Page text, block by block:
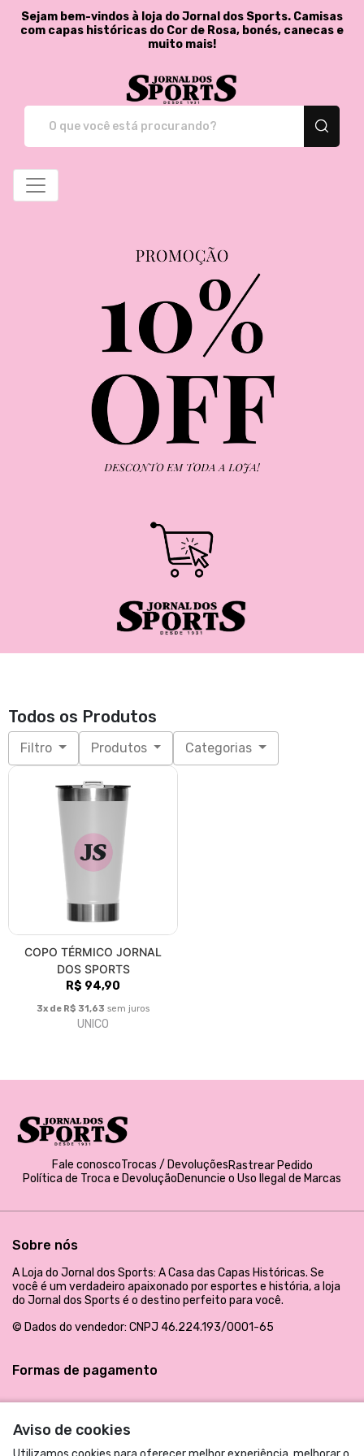
Sejam bem-vindos à loja do Jornal dos Sports. Camisas
com capas históricas do Cor de Rosa, bonés, canecas e
muito mais!
Todos os Produtos
Filtro Produtos Categorias
COPO TÉRMICO JORNAL
DOS SPORTS
R$ 94,90
3x de R$ 31,63 sem juros
UNICO
Aviso de cookies
Fale conoscoTrocas / DevoluçõesRastrear Pedido
Política de Troca e DevoluçãoDenuncie o Uso Ilegal de Marcas
Sobre nós
A Loja do Jornal dos Sports: A Casa das Capas Históricas. Se
você é um verdadeiro apaixonado por esportes e história, a loja
do Jornal dos Sports é o destino perfeito para você.
© Dados do vendedor: CNPJ 46.224.193/0001-65
Formas de pagamento